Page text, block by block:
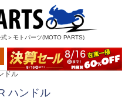
＞モトパーツ(MOTO PARTS)
ドル
ハンドル